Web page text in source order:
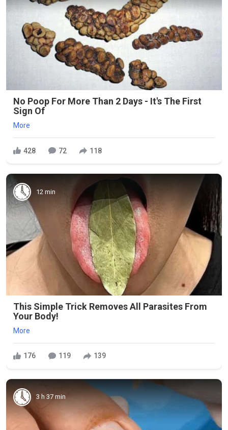
No Poop For More Than 2 Days - It's The First
Sign Of
More
428 72 118
12 min
This Simple Trick Removes All Parasites From
Your Body!
More
176 119 139
3 h 37 min